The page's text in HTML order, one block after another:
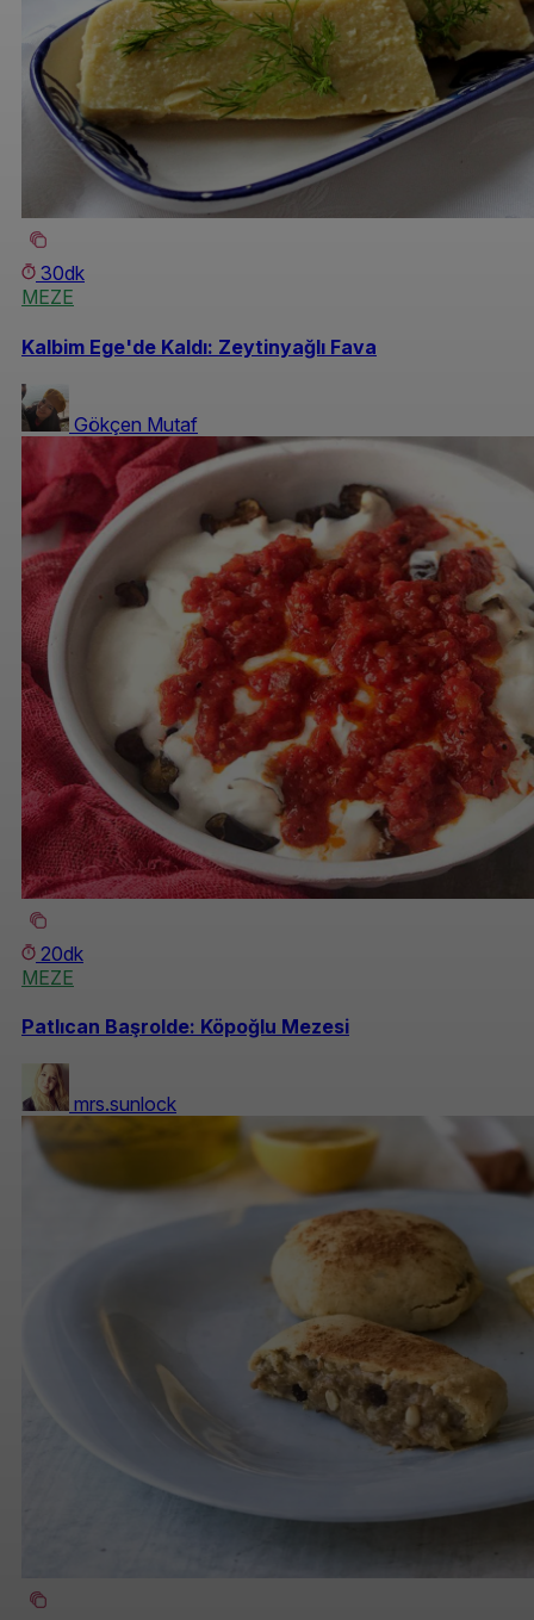
30dk
MEZE
Kalbim Ege'de Kaldı: Zeytinyağlı Fava
Gökçen Mutaf
20dk
MEZE
Patlıcan Başrolde: Köpoğlu Mezesi
mrs.sunlock